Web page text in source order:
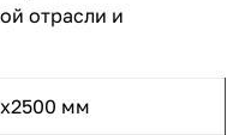
отрасли и
мм